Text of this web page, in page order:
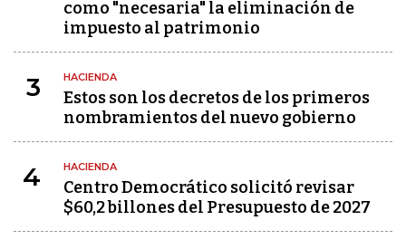
como "necesaria" la eliminación de
impuesto al patrimonio
3 HACIENDA
Estos son los decretos de los primeros
nombramientos del nuevo gobierno
4 HACIENDA
Centro Democrático solicitó revisar
$60,2 billones del Presupuesto de 2027